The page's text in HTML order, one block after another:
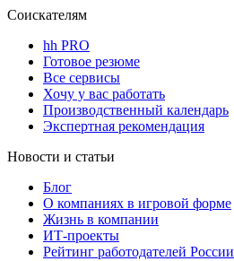
Соискателям
hh PRO
Готовое резюме
Все сервисы
Хочу у вас работать
Производственный календарь
Экспертная рекомендация
Новости и статьи
Блог
О компаниях в игровой форме
Жизнь в компании
ИТ-проекты
Рейтинг работодателей России